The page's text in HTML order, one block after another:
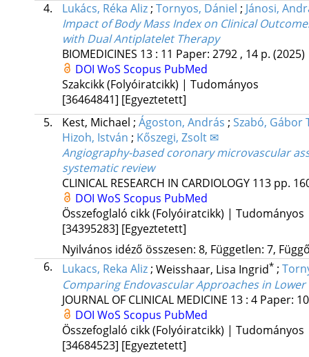
4.
Lukács, Réka Aliz; Tornyos, Dániel ; Jánosi,
Impact of Body Mass Index on Clinical
with Dual Antiplatelet Therapy
BIOMEDICINES 13: 11 Paper: 2792 , 14 p. (2025)
DOI WoS Scopus PubMed
Szakcikk (Folyóiratcikk) | Tudományos
[36464841] [Egyeztetett]
5.
Kest, Michael ; Ágoston, András ; Szabó, Gábor
Hizoh, István ; Kőszegi, Zsolt ✉
Angiography-based coronary microvascular
systematic review
CLINICAL RESEARCH IN CARDIOLOGY 113 pp.
DOI WoS Scopus PubMed
Összefoglaló cikk (Folyóiratcikk) | Tudományos
[34395283] [Egyeztetett]
Nyilvános idéző összesen: 8, Független: 7,
6.
Lukacs, Reka Aliz; Weisshaar, Lisa Ingrid* ;
Comparing Endovascular Approaches in
JOURNAL OF CLINICAL MEDICINE 13: 4 Paper:
DOI WoS Scopus PubMed
Összefoglaló cikk (Folyóiratcikk) | Tudományos
[34684523] [Egyeztetett]